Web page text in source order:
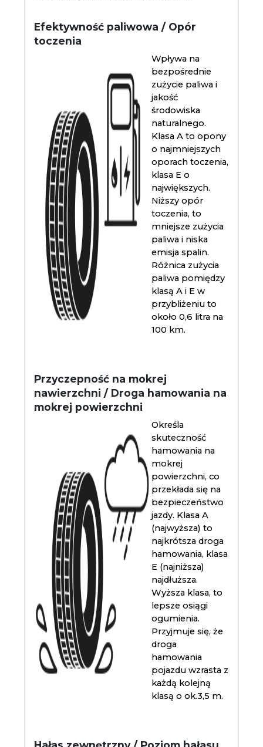
Efektywność paliwowa / Opór
toczenia
Wpływa na
bezpośrednie
zużycie paliwa i
jakość
środowiska
naturalnego.
Klasa A to opony
o najmniejszych
oporach toczenia,
klasa E o
największych.
Niższy opór
toczenia, to
mniejsze zużycia
paliwa i niska
emisja spalin.
Różnica zużycia
paliwa pomiędzy
klasą A i E w
przybliżeniu to
około 0,6 litra na
100 km.
Przyczepność na mokrej
nawierzchni / Droga hamowania na
mokrej powierzchni
Określa
skuteczność
hamowania na
mokrej
powierzchni, co
przekłada się na
bezpieczeństwo
jazdy. Klasa A
(najwyższa) to
najkrótsza droga
hamowania, klasa
E (najniższa)
najdłuższa.
Wyższa klasa, to
lepsze osiągi
ogumienia.
Przyjmuje się, że
droga
hamowania
pojazdu wzrasta z
każdą kolejną
klasą o ok.3,5 m.